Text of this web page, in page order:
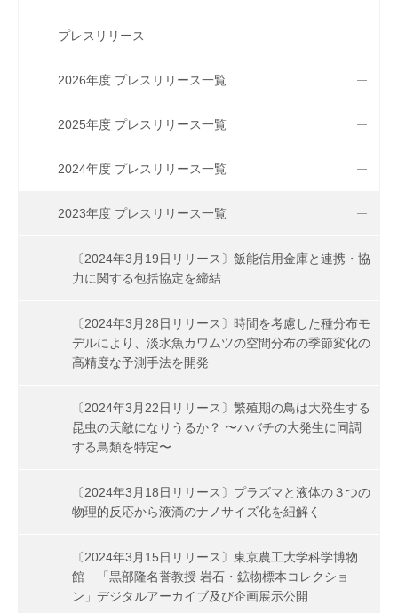
プレスリリース
2026年度 プレスリリース一覧
2025年度 プレスリリース一覧
2024年度 プレスリリース一覧
2023年度 プレスリリース一覧
〔2024年3月19日リリース〕飯能信用金庫と連携・協
力に関する包括協定を締結
〔2024年3月28日リリース〕時間を考慮した種分布モ
デルにより、淡水魚カワムツの空間分布の季節変化の
高精度な予測手法を開発
〔2024年3月22日リリース〕繁殖期の鳥は大発生する
昆虫の天敵になりうるか？ 〜ハバチの大発生に同調
する鳥類を特定〜
〔2024年3月18日リリース〕プラズマと液体の３つの
物理的反応から液滴のナノサイズ化を紐解く
〔2024年3月15日リリース〕東京農工大学科学博物
館 「黒部隆名誉教授 岩石・鉱物標本コレクショ
ン」デジタルアーカイブ及び企画展示公開